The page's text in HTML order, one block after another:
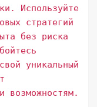
Используйте
стратегий
без риска
уникальный
возможностям.